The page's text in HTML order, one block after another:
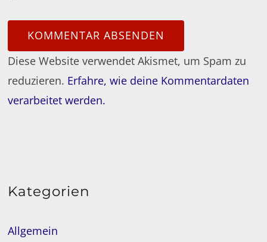
Diese Website verwendet Akismet, um Spam zu
reduzieren. Erfahre, wie deine Kommentardaten
verarbeitet werden.
Kategorien
Allgemein